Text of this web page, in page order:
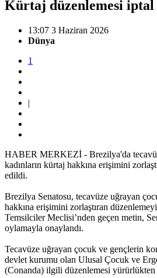
Kürtaj düzenlemesi
13:07 3 Haziran 2026
Dünya
1
|
HABER MERKEZİ - Brezilya'da
kadınların kürtaj hakkına erişimini
edildi.
Brezilya Senatosu, tecavüze uğrayan
hakkına erişimini zorlaştıran
Temsilciler Meclisi’nden geçen metin,
oylamayla onaylandı.
Tecavüze uğrayan çocuk ve gençlerin
devlet kurumu olan Ulusal Çocuk ve
(Conanda) ilgili düzenlemesi yürürlükten